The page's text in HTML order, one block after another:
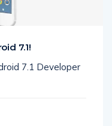
7.1!
7.1 Developer